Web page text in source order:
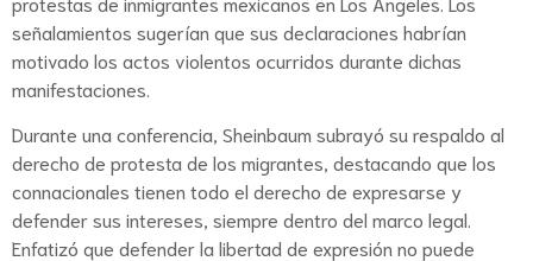
señalamientos sugerían que sus declaraciones habrían
motivado los actos violentos ocurridos durante dichas
manifestaciones.
Durante una conferencia, Sheinbaum subrayó su respaldo al
derecho de protesta de los migrantes, destacando que los
connacionales tienen todo el derecho de expresarse y
defender sus intereses, siempre dentro del marco legal.
Enfatizó que defender la libertad de expresión no puede